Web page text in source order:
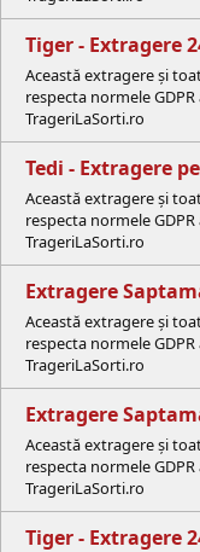
Tiger - Extragere
Această extragere și
respecta normele
TrageriLaSorti.ro
Tedi - Extragere
Această extragere și
respecta normele
TrageriLaSorti.ro
Extragere
Această extragere și
respecta normele
TrageriLaSorti.ro
Extragere
Această extragere și
respecta normele
TrageriLaSorti.ro
Tiger - Extragere